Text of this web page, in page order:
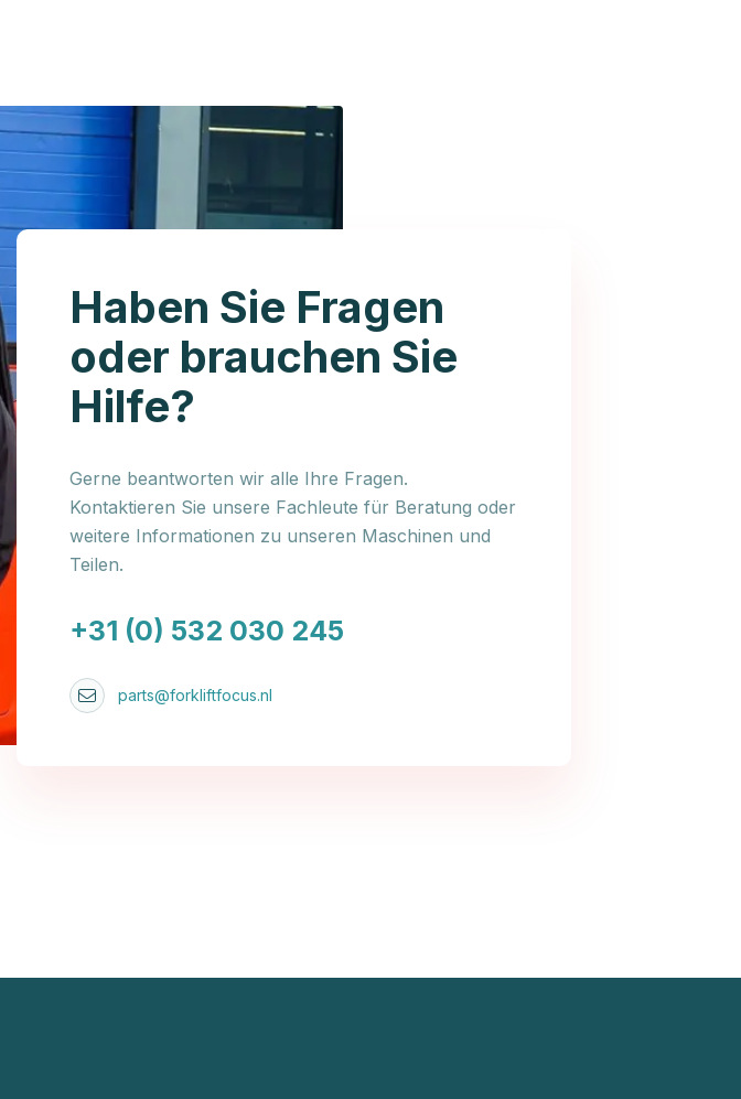
Haben Sie Fragen
oder brauchen Sie
Hilfe?
Gerne beantworten wir alle Ihre Fragen.
Kontaktieren Sie unsere Fachleute für Beratung oder
weitere Informationen zu unseren Maschinen und
Teilen.
+31 (0) 532 030 245
parts@forkliftfocus.nl